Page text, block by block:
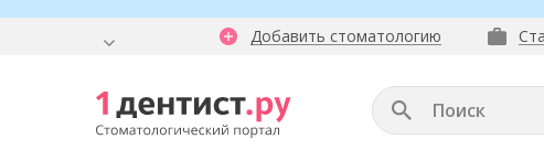
Добавить стоматологию